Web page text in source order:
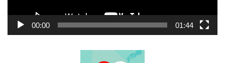
00:00 01:44